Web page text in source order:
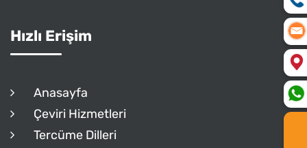
Hızlı Erişim
Anasayfa
Çeviri Hizmetleri
Tercüme Dilleri